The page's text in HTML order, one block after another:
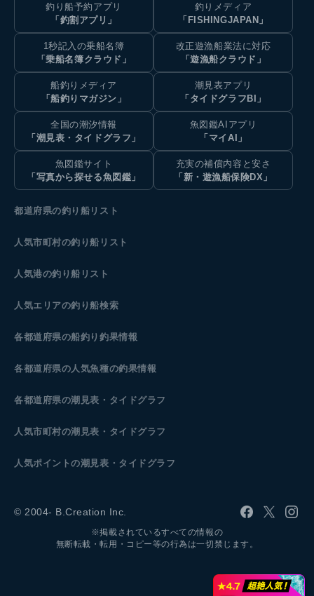
釣り船予約アプリ
「釣割アプリ」
釣りメディア
「FISHINGJAPAN」
1秒記入の乗船名簿
「乗船名簿クラウド」
改正遊漁船業法に対応
「遊漁船クラウド」
船釣りメディア
「船釣りマガジン」
潮見表アプリ
「タイドグラフBI」
全国の潮汐情報
「潮見表・タイドグラフ」
魚図鑑AIアプリ
「マイAI」
魚図鑑サイト
「写真から探せる魚図鑑」
充実の補償内容と安さ
「新・遊漁船保険DX」
都道府県の釣り船リスト
人気市町村の釣り船リスト
人気港の釣り船リスト
人気エリアの釣り船検索
各都道府県の船釣り釣果情報
各都道府県の人気魚種の釣果情報
各都道府県の潮見表 ・タイドグラフ
人気市町村の潮見表・タイドグラフ
人気ポイントの潮見表・タイドグラフ
© 2004- B.Creation Inc.
※掲載されているすべての情報の
無断転載・転用・コピー等の行為は一切禁じます。